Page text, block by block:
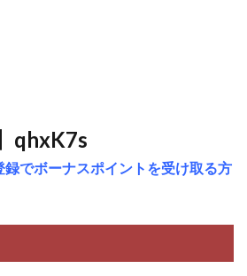
qhxK7s
録でボーナスポイントを受け取る方